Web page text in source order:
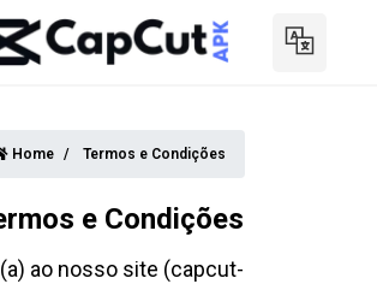
Home Termos e Condições
e Condições
ao nosso site (capcut-